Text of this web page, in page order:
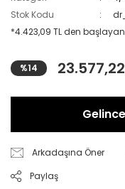
Stok Kodu
*4.423,09 TL den
%14
Arkadaşına Öner
Paylaş